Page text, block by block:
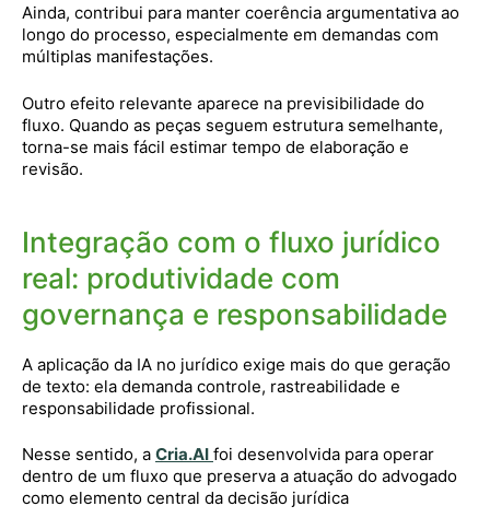
Ainda, contribui para manter coerência argumentativa ao
longo do processo, especialmente em demandas com
múltiplas manifestações.
Outro efeito relevante aparece na previsibilidade do
fluxo. Quando as peças seguem estrutura semelhante,
torna-se mais fácil estimar tempo de elaboração e
revisão.
Integração com o fluxo jurídico
real: produtividade com
governança e responsabilidade
A aplicação da IA no jurídico exige mais do que geração
de texto: ela demanda controle, rastreabilidade e
responsabilidade profissional.
Nesse sentido, a Cria.AI foi desenvolvida para operar
dentro de um fluxo que preserva a atuação do advogado
como elemento central da decisão jurídica